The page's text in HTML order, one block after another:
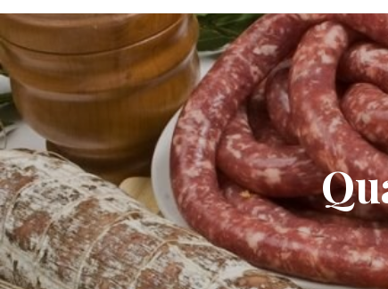
Παραγωγοί Quadro Carni e Salumi 1860